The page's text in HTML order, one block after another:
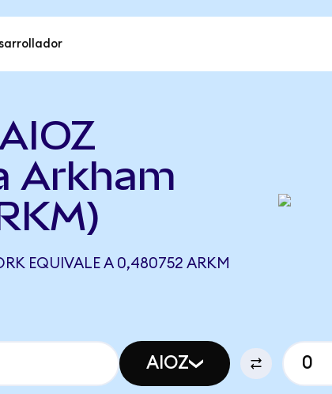
Arkham
EQUIVALE A 0,480752 ARKM
AIOZ